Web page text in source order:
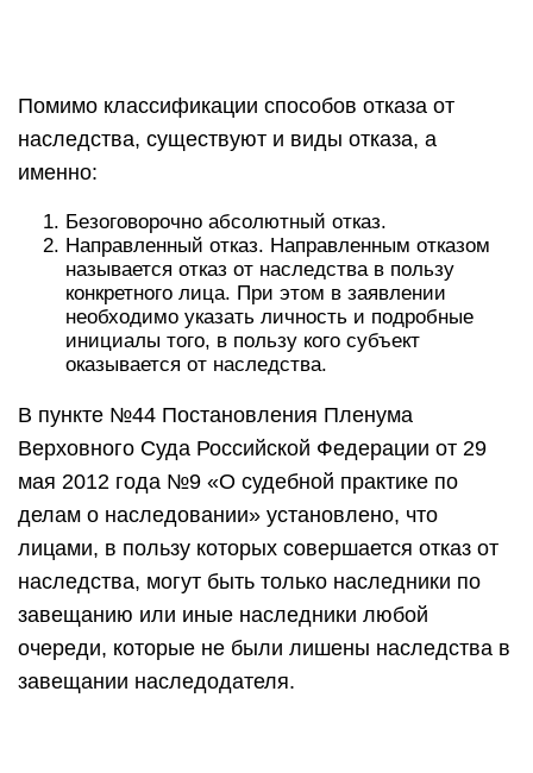
Помимо классификации способов отказа от
наследства, существуют и виды отказа, а
именно:
Безоговорочно абсолютный отказ.
Направленный отказ. Направленным отказом
называется отказ от наследства в пользу
конкретного лица. При этом в заявлении
необходимо указать личность и подробные
инициалы того, в пользу кого субъект
оказывается от наследства.
В пункте №44 Постановления Пленума
Верховного Суда Российской Федерации от 29
мая 2012 года №9 «О судебной практике по
делам о наследовании» установлено, что
лицами, в пользу которых совершается отказ от
наследства, могут быть только наследники по
завещанию или иные наследники любой
очереди, которые не были лишены наследства в
завещании наследодателя.